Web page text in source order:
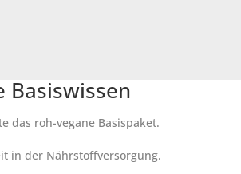
Basiswissen
das roh-vegane Basispaket.
in der Nährstoffversorgung.